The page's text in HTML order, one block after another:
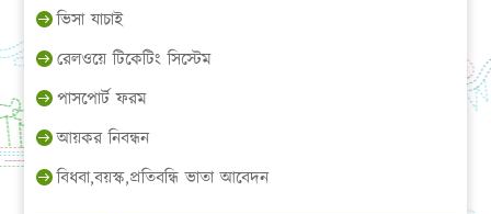
ভিসা যাচাই
রেলওয়ে টিকেটিং সিস্টেম
পাসপোর্ট ফরম
আয়কর নিবন্ধন
বিধবা,বয়স্ক,প্রতিবন্ধি ভাতা আবেদন